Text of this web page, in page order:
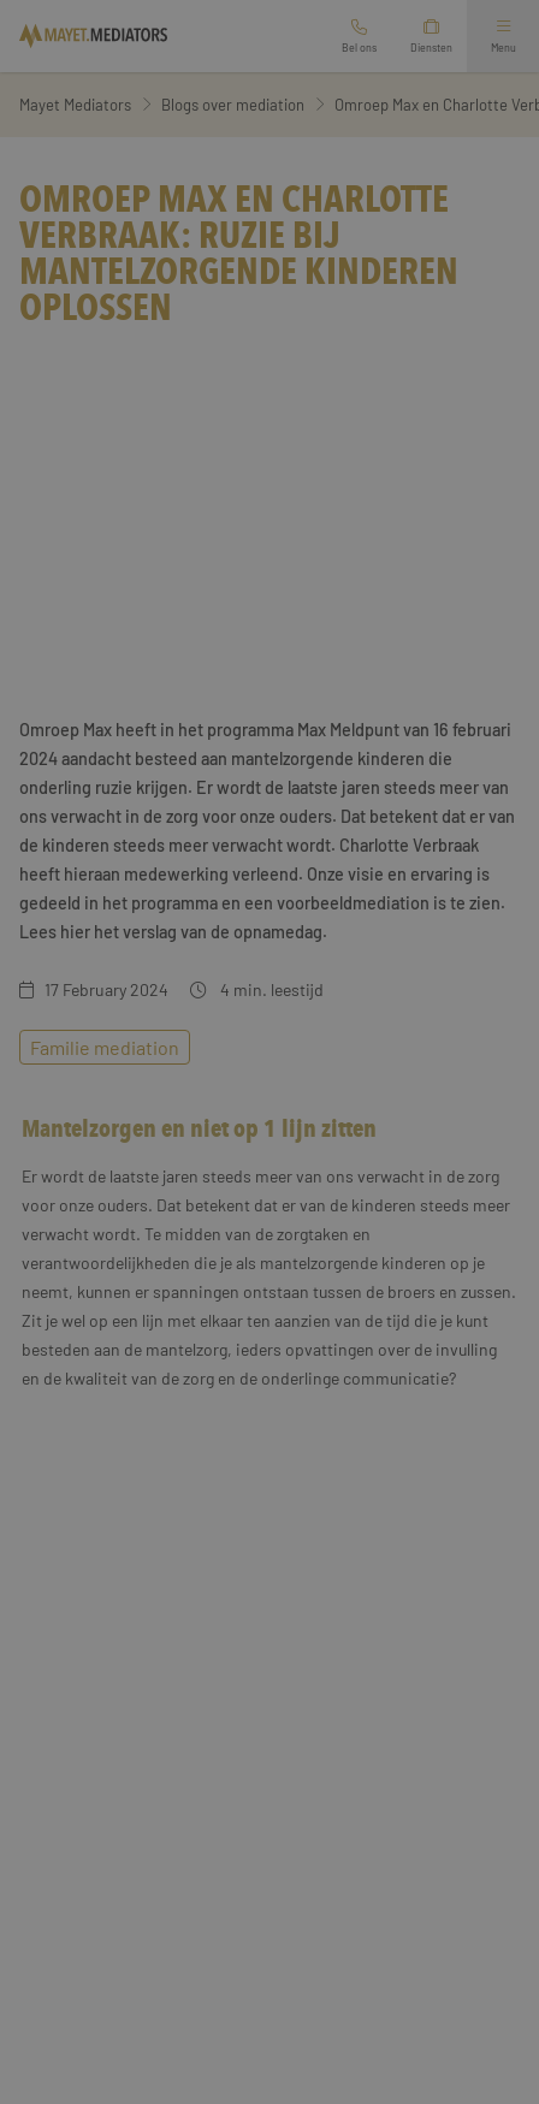
Bel ons Diensten Menu
Mediation bij scheiding
Financieel scheidingsrapport
Relatie mediation
Overige mediation
Zakelijke mediation
Oriëntatiegesprek aanvragen
Gratis folder
Contact
Mayet Mediators Blogs over mediation Omroep Max en Charlotte
OMROEP MAX EN CHARLOTTE
VERBRAAK: RUZIE BIJ
MANTELZORGENDE KINDEREN
OPLOSSEN
Omroep Max heeft in het programma Max Meldpunt van 16 februari
2024 aandacht besteed aan mantelzorgende kinderen die
onderling ruzie krijgen. Er wordt de laatste jaren steeds meer van
ons verwacht in de zorg voor onze ouders. Dat betekent dat er van
de kinderen steeds meer verwacht wordt. Charlotte Verbraak
heeft hieraan medewerking verleend. Onze visie en ervaring is
gedeeld in het programma en een voorbeeldmediation is te zien.
Lees hier het verslag van de opnamedag.
17 February 2024 4 min. leestijd
Familie mediation
Mantelzorgen en niet op 1 lijn zitten
Er wordt de laatste jaren steeds meer van ons verwacht in de zorg
voor onze ouders. Dat betekent dat er van de kinderen steeds meer
verwacht wordt. Te midden van de zorgtaken en
verantwoordelijkheden die je als mantelzorgende kinderen op je
neemt, kunnen er spanningen ontstaan tussen de broers en zussen.
Zit je wel op een lijn met elkaar ten aanzien van de tijd die je kunt
besteden aan de mantelzorg, ieders opvattingen over de invulling
en de kwaliteit van de zorg en de onderlinge communicatie?